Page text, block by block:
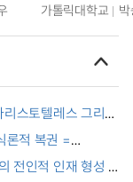
가톨릭대학교
스토텔레스 그리고
and
론적 복권 =
전인적 인재 형성 =